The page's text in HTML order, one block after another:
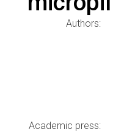
Authors:
Academic press: